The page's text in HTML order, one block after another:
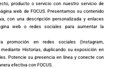
producto o servicio con nuestro servicio de
web de FOCUS. Presentamos su contenido
con una descripción personalizada y enlaces
web o redes sociales para aumentar la
promoción en redes sociales (Instagram,
mediante Historias, duplicando su exposición en
Potencie su presencia en línea y conecte con
efectiva con FOCUS.